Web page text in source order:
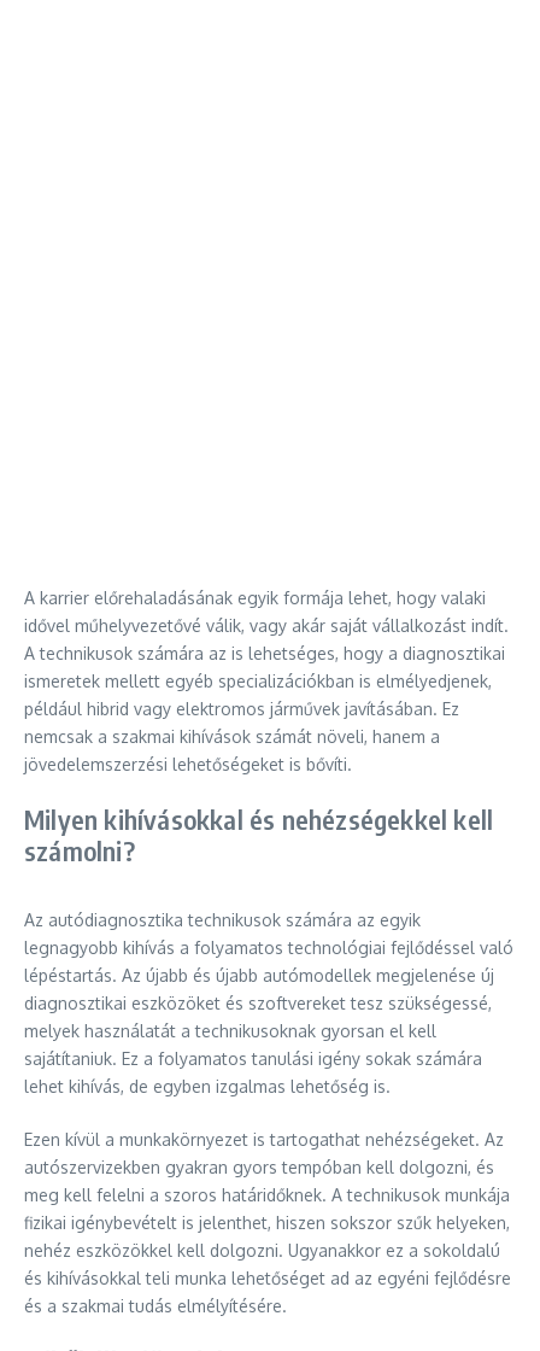
A karrier előrehaladásának egyik formája lehet, hogy valaki
idővel műhelyvezetővé válik, vagy akár saját vállalkozást indít.
A technikusok számára az is lehetséges, hogy a diagnosztikai
ismeretek mellett egyéb specializációkban is elmélyedjenek,
például hibrid vagy elektromos járművek javításában. Ez
nemcsak a szakmai kihívások számát növeli, hanem a
jövedelemszerzési lehetőségeket is bővíti.
Milyen kihívásokkal és nehézségekkel kell
számolni?
Az autódiagnosztika technikusok számára az egyik
legnagyobb kihívás a folyamatos technológiai fejlődéssel való
lépéstartás. Az újabb és újabb autómodellek megjelenése új
diagnosztikai eszközöket és szoftvereket tesz szükségessé,
melyek használatát a technikusoknak gyorsan el kell
sajátítaniuk. Ez a folyamatos tanulási igény sokak számára
lehet kihívás, de egyben izgalmas lehetőség is.
Ezen kívül a munkakörnyezet is tartogathat nehézségeket. Az
autószervizekben gyakran gyors tempóban kell dolgozni, és
meg kell felelni a szoros határidőknek. A technikusok munkája
fizikai igénybevételt is jelenthet, hiszen sokszor szűk helyeken,
nehéz eszközökkel kell dolgozni. Ugyanakkor ez a sokoldalú
és kihívásokkal teli munka lehetőséget ad az egyéni fejlődésre
és a szakmai tudás elmélyítésére.